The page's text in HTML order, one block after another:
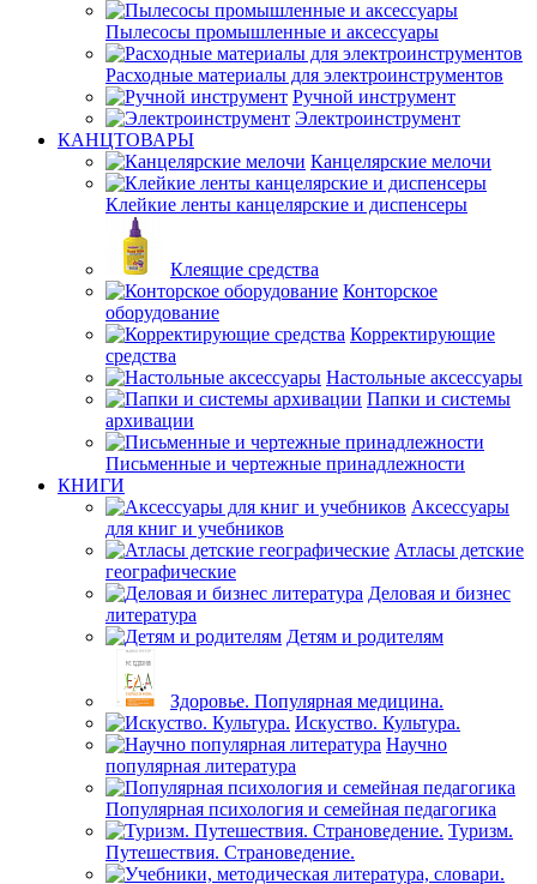
Пылесосы промышленные и аксессуары
Расходные материалы для электроинструментов
Ручной инструмент
Электроинструмент
КАНЦТОВАРЫ
Канцелярские мелочи
Клейкие ленты канцелярские и диспенсеры
Клеящие средства
Конторское
оборудование
Корректирующие
средства
Настольные аксессуары
Папки и системы
архивации
Письменные и чертежные принадлежности
КНИГИ
Аксессуары
для книг и учебников
Атласы детские
географические
Деловая и бизнес
литература
Детям и родителям
Здоровье. Популярная медицина.
Искуство. Культура.
Научно
популярная литература
Популярная психология и семейная педагогика
Туризм.
Путешествия. Страноведение.